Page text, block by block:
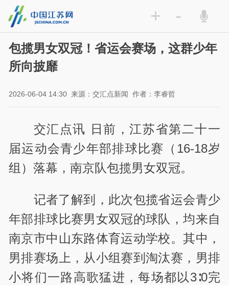
+ -
包揽男女双冠！省运会赛场，这群少年
所向披靡
2026-06-04 14:30 来源：交汇点新闻 作者：李睿哲
交汇点讯 日前，江苏省第二十一
届运动会青少年部排球比赛（16-18岁
组）落幕，南京队包揽男女双冠。
记者了解到，此次包揽省运会青少
年部排球比赛男女双冠的球队，均来自
南京市中山东路体育运动学校。其中，
男排赛场上，从小组赛到淘汰赛，男排
小将们一路高歌猛进，每场都以3∶0完